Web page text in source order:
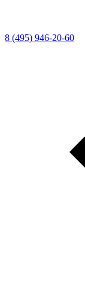
8 (495) 946-20-60